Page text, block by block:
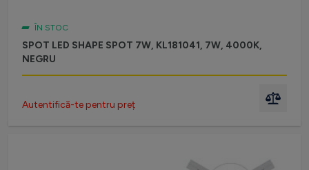
ÎN STOC
SPOT LED SHAPE SPOT 7W, KL181041, 7W, 4000K,
NEGRU
Autentifică-te pentru preț